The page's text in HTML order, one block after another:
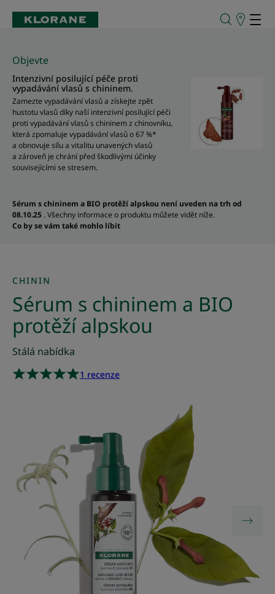
Prodejní
Sérum s chininem a BIO protěží alpskou není uveden na trh od
08.10.25 . Všechny informace o produktu můžete vidět níže.
Co by se vám také mohlo líbit
Objevte
Intenzivní posilující péče proti
vypadávání vlasů s chininem.
Zamezte vypadávání vlasů a získejte zpět
hustotu vlasů díky naší intenzivní posilující péči
proti vypadávání vlasů s chininem z chinovníku,
která zpomaluje vypadávání vlasů o 67 %*
a obnovuje sílu a vitalitu unavených vlasů
a zároveň je chrání před škodlivými účinky
souvisejícími se stresem.
CHININ
Sérum s chininem a BIO
protěží alpskou
Stálá nabídka
1 recenze